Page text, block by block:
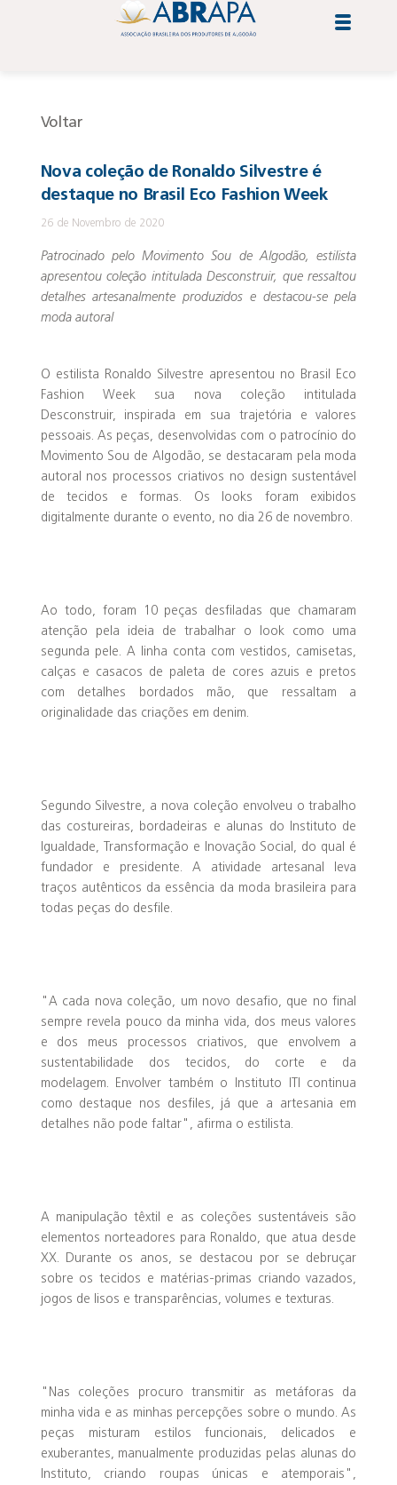
Voltar
Nova coleção de Ronaldo Silvestre é
destaque no Brasil Eco Fashion Week
26 de Novembro de 2020
Patrocinado pelo Movimento Sou de Algodão, estilista
apresentou coleção intitulada Desconstruir, que ressaltou
detalhes artesanalmente produzidos e destacou-se pela
moda autoral
O estilista Ronaldo Silvestre apresentou no Brasil Eco
Fashion Week sua nova coleção intitulada
Desconstruir, inspirada em sua trajetória e valores
pessoais. As peças, desenvolvidas com o patrocínio do
Movimento Sou de Algodão, se destacaram pela moda
autoral nos processos criativos no design sustentável
de tecidos e formas. Os looks foram exibidos
digitalmente durante o evento, no dia 26 de novembro.
Ao todo, foram 10 peças desfiladas que chamaram
atenção pela ideia de trabalhar o look como uma
segunda pele. A linha conta com vestidos, camisetas,
calças e casacos de paleta de cores azuis e pretos
com detalhes bordados mão, que ressaltam a
originalidade das criações em denim.
Segundo Silvestre, a nova coleção envolveu o trabalho
das costureiras, bordadeiras e alunas do Instituto de
Igualdade, Transformação e Inovação Social, do qual é
fundador e presidente. A atividade artesanal leva
traços autênticos da essência da moda brasileira para
todas peças do desfile.
"A cada nova coleção, um novo desafio, que no final
sempre revela pouco da minha vida, dos meus valores
e dos meus processos criativos, que envolvem a
sustentabilidade dos tecidos, do corte e da
modelagem. Envolver também o Instituto ITI continua
como destaque nos desfiles, já que a artesania em
detalhes não pode faltar", afirma o estilista.
A manipulação têxtil e as coleções sustentáveis são
elementos norteadores para Ronaldo, que atua desde
XX. Durante os anos, se destacou por se debruçar
sobre os tecidos e matérias-primas criando vazados,
jogos de lisos e transparências, volumes e texturas.
"Nas coleções procuro transmitir as metáforas da
minha vida e as minhas percepções sobre o mundo. As
peças misturam estilos funcionais, delicados e
exuberantes, manualmente produzidas pelas alunas do
Instituto, criando roupas únicas e atemporais",